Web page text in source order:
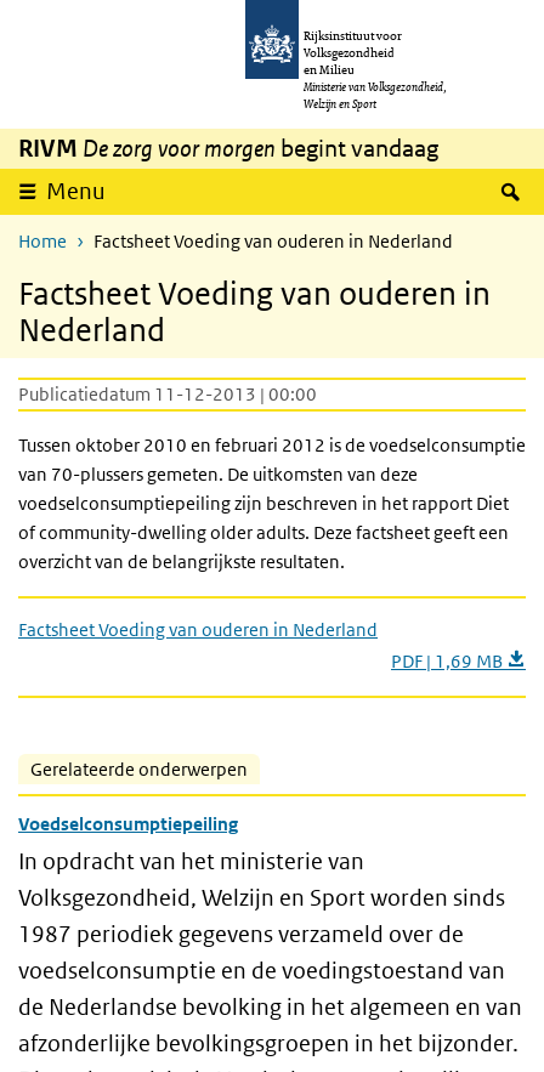
Overslaan en naar de inhoud gaan
Rijksinstituut voor
Volksgezondheid
en Milieu
Ministerie van Volksgezondheid,
Welzijn en Sport
RIVM De zorg voor morgen begint vandaag
Menu
Home Factsheet Voeding van ouderen in Nederland
Factsheet Voeding van ouderen in
Nederland
Publicatiedatum 11-12-2013 | 00:00
Tussen oktober 2010 en februari 2012 is de voedselconsumptie
van 70-plussers gemeten. De uitkomsten van deze
voedselconsumptiepeiling zijn beschreven in het rapport Diet
of community-dwelling older adults. Deze factsheet geeft een
overzicht van de belangrijkste resultaten.
Factsheet Voeding van ouderen in Nederland
PDF | 1,69 MB
Gerelateerde onderwerpen
Voedselconsumptiepeiling
In opdracht van het ministerie van
Volksgezondheid, Welzijn en Sport worden sinds
1987 periodiek gegevens verzameld over de
voedselconsumptie en de voedingstoestand van
de Nederlandse bevolking in het algemeen en van
afzonderlijke bevolkingsgroepen in het bijzonder.